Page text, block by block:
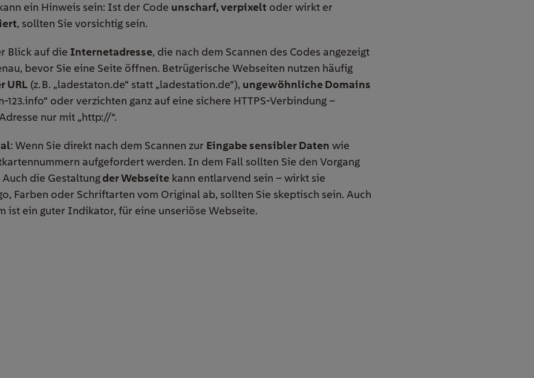
ein Hinweis sein: Ist der Code unscharf, verpixelt oder wirkt er
, sollten Sie vorsichtig sein.
Blick auf die Internetadresse, die nach dem Scannen des Codes angezeigt
bevor Sie eine Seite öffnen. Betrügerische Webseiten nutzen häufig
URL (z. B. „ladestaton.de“ statt „ladestation.de“), ungewöhnliche Domains
oder verzichten ganz auf eine sichere HTTPS-Verbindung –
nur mit „http://“.
: Wenn Sie direkt nach dem Scannen zur Eingabe sensibler Daten wie
aufgefordert werden. In dem Fall sollten Sie den Vorgang
die Gestaltungder Webseite kann entlarvend sein – wirkt sie
Farben oder Schriftarten vom Original ab, sollten Sie skeptisch sein. Auch
ist ein guter Indikator, für eine unseriöse Webseite.